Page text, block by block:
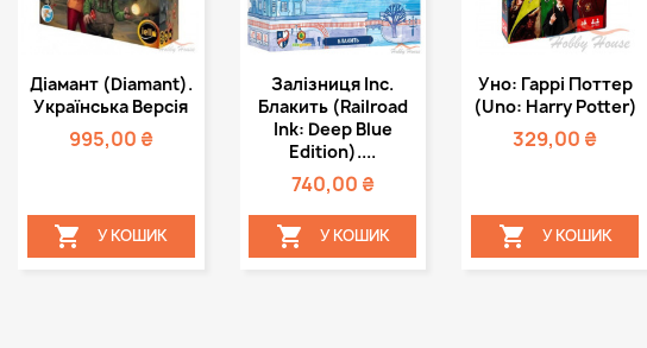
Швидкий
перегляд
Діамант (Diamant).
Українська Версія
995,00 ₴
 У КОШИК
Швидкий
перегляд
Залізниця Inc.
Блакить (Railroad
Ink: Deep Blue
Edition)....
740,00 ₴
 У КОШИК
Швидкий
перегляд
Уно: Гаррі Поттер
(Uno: Harry Potter)
329,00 ₴
 У КОШИК